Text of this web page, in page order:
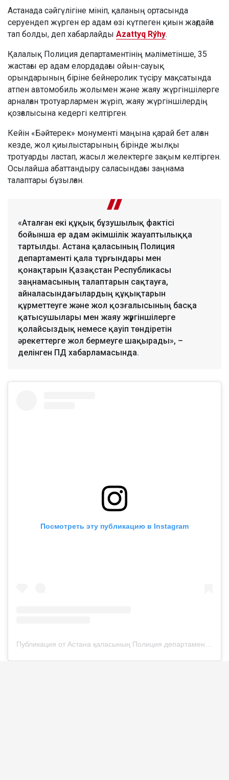
Астанада сәйгүлігіне мініп, қаланың ортасында
серуендеп жүрген ер адам өзі күтпеген қиын жағдайға
тап болды, деп хабарлайды Azattyq Rýhy.
Қалалық Полиция департаментінің мәліметінше, 35
жастағы ер адам елордадағы ойын-сауық
орындарының біріне бейнеролик түсіру мақсатында
атпен автомобиль жолымен және жаяу жүргіншілерге
арналған тротуарлармен жүріп, жаяу жүргіншілердің
қозғалысына кедергі келтірген.
Кейін «Бәйтерек» монументі маңына қарай бет алған
кезде, жол қиылыстарының бірінде жылқы
тротуарды ластап, жасыл желектерге зақым келтірген.
Осылайша абаттандыру саласындағы заңнама
талаптары бұзылған.
«Аталған екі құқық бұзушылық фактісі
бойынша ер адам әкімшілік жауаптылыққа
тартылды. Астана қаласының Полиция
департаменті қала тұрғындары мен
қонақтарын Қазақстан Республикасы
заңнамасының талаптарын сақтауға,
айналасындағылардың құқықтарын
құрметтеуге және жол қозғалысының басқа
қатысушылары мен жаяу жүргіншілерге
қолайсыздық немесе қауіп төндіретін
әрекеттерге жол бермеуге шақырады», –
делінген ПД хабарламасында.
Посмотреть эту публикацию в Instagram